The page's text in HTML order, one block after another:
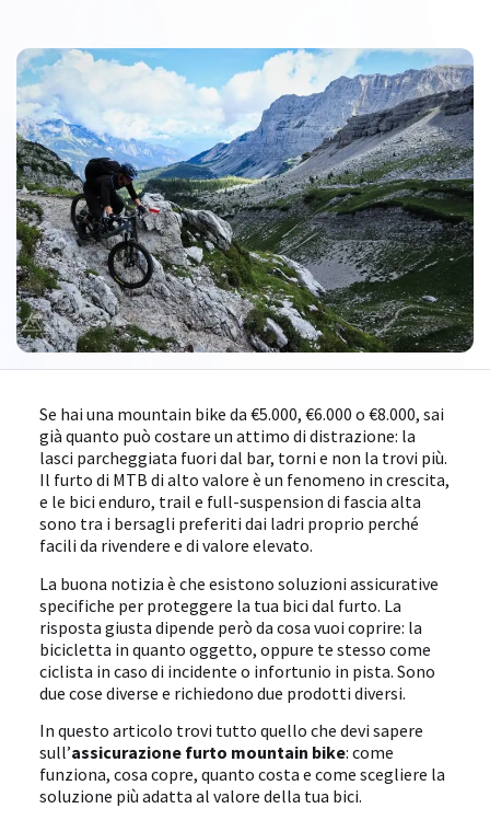
Se hai una mountain bike da €5.000, €6.000 o €8.000, sai
già quanto può costare un attimo di distrazione: la
lasci parcheggiata fuori dal bar, torni e non la trovi più.
Il furto di MTB di alto valore è un fenomeno in crescita,
e le bici enduro, trail e full-suspension di fascia alta
sono tra i bersagli preferiti dai ladri proprio perché
facili da rivendere e di valore elevato.
La buona notizia è che esistono soluzioni assicurative
specifiche per proteggere la tua bici dal furto. La
risposta giusta dipende però da cosa vuoi coprire: la
bicicletta in quanto oggetto, oppure te stesso come
ciclista in caso di incidente o infortunio in pista. Sono
due cose diverse e richiedono due prodotti diversi.
In questo articolo trovi tutto quello che devi sapere
sull’assicurazione furto mountain bike: come
funziona, cosa copre, quanto costa e come scegliere la
soluzione più adatta al valore della tua bici.